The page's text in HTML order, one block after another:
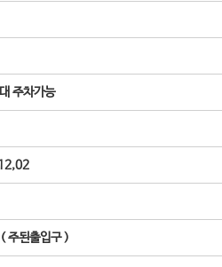
주차가능
주된출입구 )